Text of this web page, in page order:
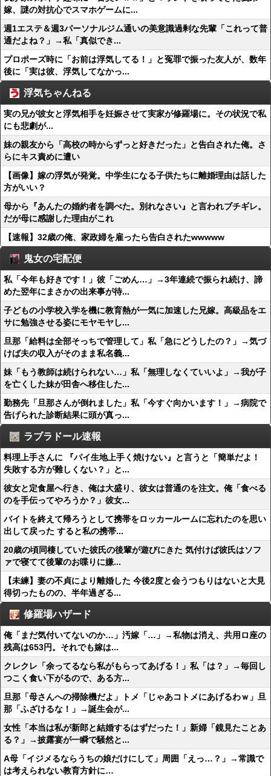
嫁、謎の対抗心でスマホゲームに...
週1エステ＆週3パーソナルジム通いの美意識過剰な先輩「これって普
通だよね？」→私「真似でき...
プロポーズ時に「お前は浮気してる！」と冤罪で振った友人が、数年
後に「実は彼、浮気してなかっ...
浮気ちゃんねる
実の兄が彼女と浮気相手を妊娠させて実家が修羅場に。その状況で私
にも悲劇が...
妹の親友から「高校の時からずっと好きだった」と告白された俺。さ
らにキス責めに遭い
【画像】嫁の浮気が発覚。中学生になる子供たちに離婚理由は話した
方がいい？
母から『あんたの婚約者を調べた。別れなさい』と言われブチギレ。
だが母に感謝した理由がこれ
【速報】32歳の俺、家政婦を雇ったら告白されたwwwww
鬼女の宅配便
私「今年も好きです！」彼「ごめん…」→3年連続で振られ続け、諦
めた翌年にまさかの出来事が待...
子どもの小学校入学を機に教育熱が一気に加速した兄嫁。高級品をエ
サに勉強させる姿にモヤモヤし...
旦那「給料は全部そっちで管理して」私「急にどうしたの？」→気づ
けば夫の収入がそのまま私名義...
妹「もう教師は続けられない…」私「無理しなくていいよ」→我が子
を亡くした妹が田舎へ移住した...
勤務先「旦那さんが倒れました」私「今すぐ向かいます！」→病院で
告げられた診断結果に頭が真っ...
ラブラドール速報
料理上手さんに 『パイ生地上手く焼けない』と言うと「簡単だよ！
失敗する方が難しくない？」と...
彼女と定食屋へ行き、俺は大盛り、彼女は普通のを注文。俺「食べる
のを手伝ってやろうか？」彼女...
バイトを終えて帰ろうとして携帯をロッカールームに忘れたのを思い
出して戻った すると私の携帯...
20歳の頃同棲していた彼氏の後輩が遊びにきた 気付けば彼氏はソフ
ァで寝てて後輩のお喋りに嫌...
【未練】妻の不貞により離婚した 今後2度と会うつもりはないと大見
得切ったものの、半年過ぎる...
修羅場ハザード
俺「まだ気付いてないのか…」汚嫁「…」→私物は消え、共用ロ座の
残高は653円。それでも嫁は...
クレクレ「余ってるなら私がもらってあげる！」私「は？」→毎回し
つこく食い下がるので、ある方...
旦那「母さんへの掃除機だよ」トメ「じゃあコトメにあげるわｗ」旦
那「ふざけるな！」→誕生会が...
女性「本当は私が新郎と結婚するはずだった！」新婦「鏡見たことあ
る？」→披露宴が一瞬で騒然と...
A母「イジメるならうちの娘だけにして」周囲「えっ…？」→常識で
は考えられない教育方針に…